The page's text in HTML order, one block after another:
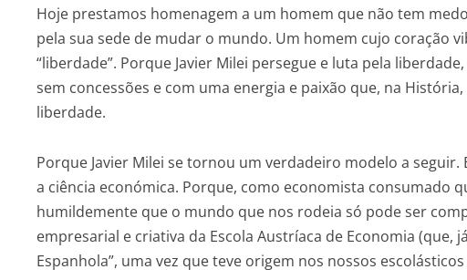
Hoje prestamos homenagem a um homem que não tem
pela sua sede de mudar o mundo. Um homem cujo coração
“liberdade”. Porque Javier Milei persegue e luta pela
sem concessões e com uma energia e paixão que, na
liberdade.
Porque Javier Milei se tornou um verdadeiro modelo a
a ciência económica. Porque, como economista consumado
humildemente que o mundo que nos rodeia só pode ser
empresarial e criativa da Escola Austríaca de Economia (que,
Espanhola”, uma vez que teve origem nos nossos